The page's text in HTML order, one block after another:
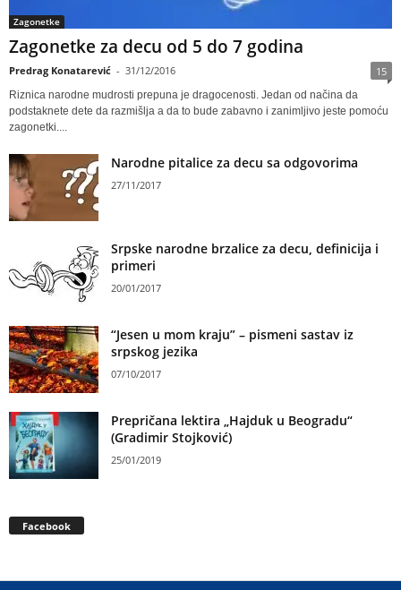
Zagonetke
Zagonetke za decu od 5 do 7 godina
Predrag Konatarević - 31/12/2016 15
Riznica narodne mudrosti prepuna je dragocenosti. Jedan od načina da
podstaknete dete da razmišlja a da to bude zabavno i zanimljivo jeste pomoću
zagonetki....
Narodne pitalice za decu sa odgovorima
27/11/2017
Srpske narodne brzalice za decu, definicija i
primeri
20/01/2017
“Jesen u mom kraju” – pismeni sastav iz
srpskog jezika
07/10/2017
Prepričana lektira „Hajduk u Beogradu“
(Gradimir Stojković)
25/01/2019
Facebook